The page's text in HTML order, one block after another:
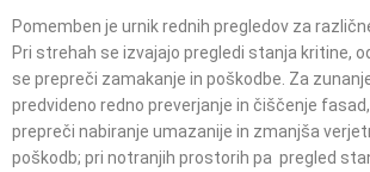
Pomemben je urnik rednih pregledov za
Pri strehah se izvajajo pregledi stanja kritine,
se prepreči zamakanje in poškodbe. Za
predvideno redno preverjanje in čiščenje
prepreči nabiranje umazanije in zmanjša
poškodb; pri notranjih prostorih pa pregled